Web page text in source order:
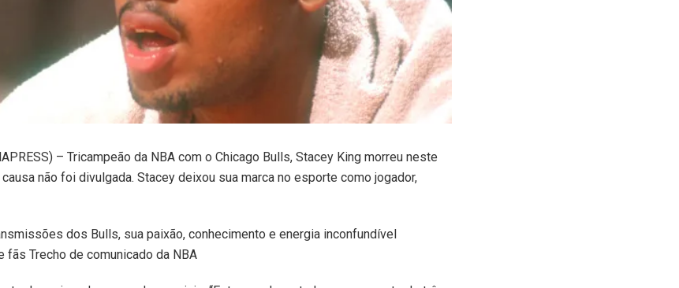
– Tricampeão da NBA com o Chicago Bulls, Stacey King morreu neste
não foi divulgada. Stacey deixou sua marca no esporte como jogador,
dos Bulls, sua paixão, conhecimento e energia inconfundível
Trecho de comunicado da NBA